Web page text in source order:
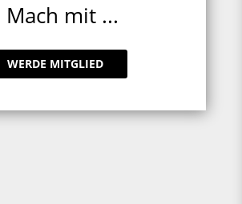
Mach mit ...
WERDE MITGLIED